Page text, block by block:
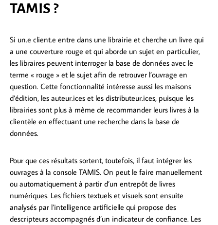
TAMIS ?
Si un.e client.e entre dans une librairie et cherche un livre qui
a une couverture rouge et qui aborde un sujet en particulier,
les libraires peuvent interroger la base de données avec le
terme « rouge » et le sujet afin de retrouver l’ouvrage en
question. Cette fonctionnalité intéresse aussi les maisons
d’édition, les auteur.ices et les distributeur.ices, puisque les
librairies sont plus à même de recommander leurs livres à la
clientèle en effectuant une recherche dans la base de
données.
Pour que ces résultats sortent, toutefois, il faut intégrer les
ouvrages à la console TAMIS. On peut le faire manuellement
ou automatiquement à partir d’un entrepôt de livres
numériques. Les fichiers textuels et visuels sont ensuite
analysés par l’intelligence artificielle qui propose des
descripteurs accompagnés d’un indicateur de confiance. Les